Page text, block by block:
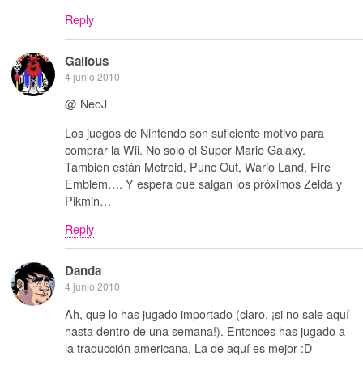
Reply
Galious
4 junio 2010
@ NeoJ
Los juegos de Nintendo son suficiente motivo para
comprar la Wii. No solo el Super Mario Galaxy.
También están Metroid, Punc Out, Wario Land, Fire
Emblem…. Y espera que salgan los próximos Zelda y
Pikmin…
Reply
Danda
4 junio 2010
Ah, que lo has jugado importado (claro, ¡si no sale aquí
hasta dentro de una semana!). Entonces has jugado a
la traducción americana. La de aquí es mejor :D